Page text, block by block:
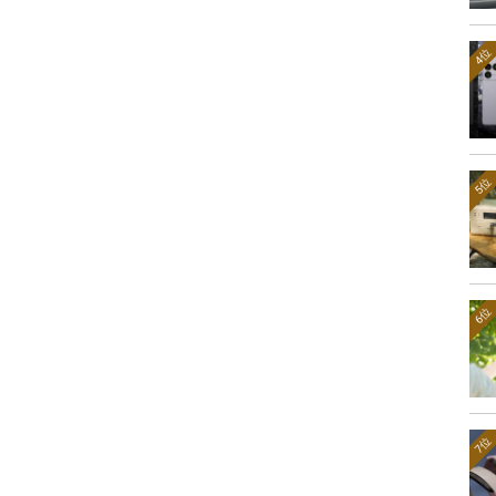
4位
5位
6位
7位